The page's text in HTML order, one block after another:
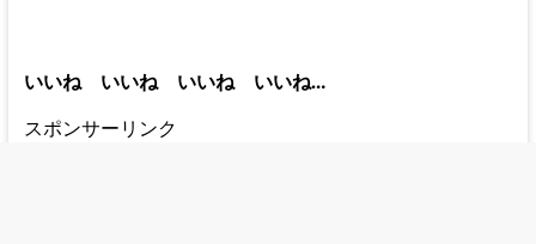
いいね いいね いいね いいね…
スポンサーリンク